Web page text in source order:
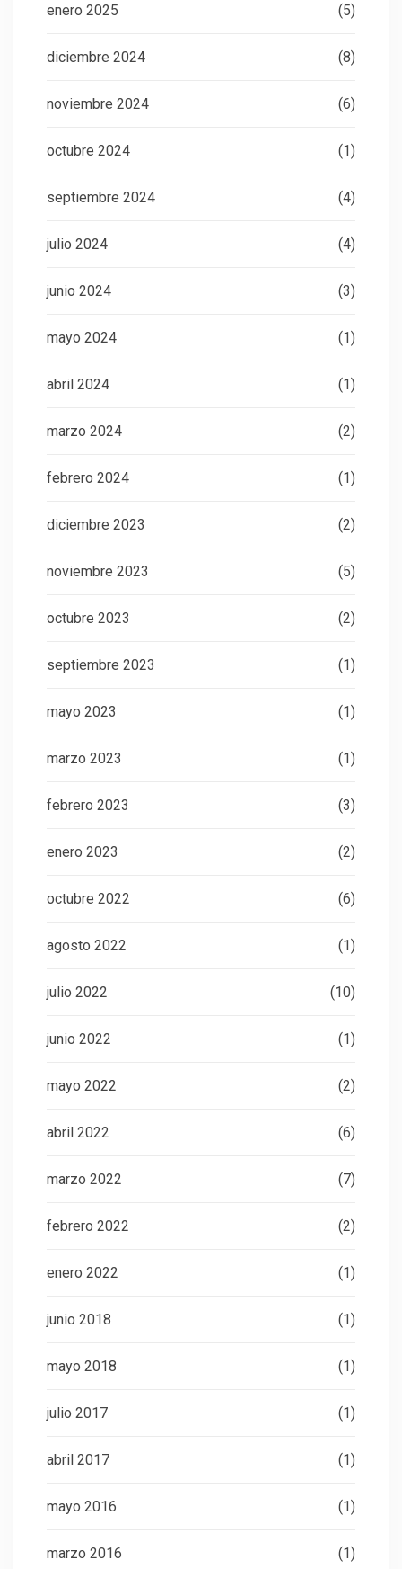
enero 2025 (5)
diciembre 2024 (8)
noviembre 2024 (6)
octubre 2024 (1)
septiembre 2024 (4)
julio 2024 (4)
junio 2024 (3)
mayo 2024 (1)
abril 2024 (1)
marzo 2024 (2)
febrero 2024 (1)
diciembre 2023 (2)
noviembre 2023 (5)
octubre 2023 (2)
septiembre 2023 (1)
mayo 2023 (1)
marzo 2023 (1)
febrero 2023 (3)
enero 2023 (2)
octubre 2022 (6)
agosto 2022 (1)
julio 2022 (10)
junio 2022 (1)
mayo 2022 (2)
abril 2022 (6)
marzo 2022 (7)
febrero 2022 (2)
enero 2022 (1)
junio 2018 (1)
mayo 2018 (1)
julio 2017 (1)
abril 2017 (1)
mayo 2016 (1)
marzo 2016 (1)